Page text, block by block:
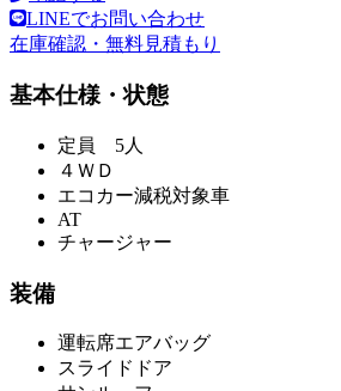
LINEでお問い合わせ
在庫確認・無料見積もり
基本仕様・状態
定員 5人
４ＷＤ
エコカー減税対象車
AT
チャージャー
装備
運転席エアバッグ
スライドドア